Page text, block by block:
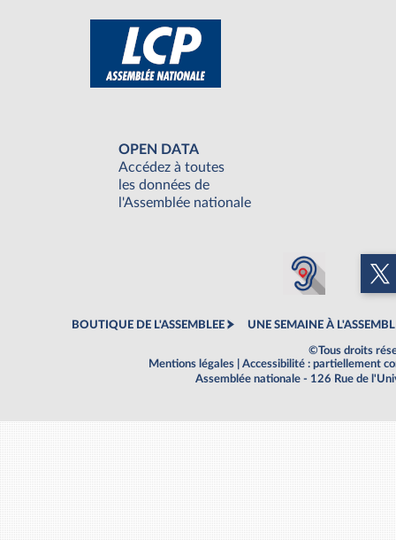
OPEN DATA
Accédez à toutes
les données de
l'Assemblée nationale
BOUTIQUE DE L'ASSEMBLEE UNE SEMAINE À
©Tous droits
Mentions légales
Accessibilité : partiellement
Assemblée nationale - 126 Rue de